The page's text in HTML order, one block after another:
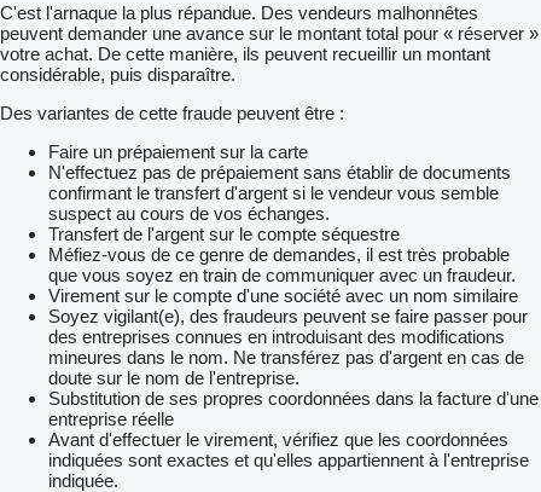
C'est l'arnaque la plus répandue. Des vendeurs malhonnêtes
peuvent demander une avance sur le montant total pour « réserver »
votre achat. De cette manière, ils peuvent recueillir un montant
considérable, puis disparaître.
Des variantes de cette fraude peuvent être :
Faire un prépaiement sur la carte
N'effectuez pas de prépaiement sans établir de documents
confirmant le transfert d'argent si le vendeur vous semble
suspect au cours de vos échanges.
Transfert de l'argent sur le compte séquestre
Méfiez-vous de ce genre de demandes, il est très probable
que vous soyez en train de communiquer avec un fraudeur.
Virement sur le compte d'une société avec un nom similaire
Soyez vigilant(e), des fraudeurs peuvent se faire passer pour
des entreprises connues en introduisant des modifications
mineures dans le nom. Ne transférez pas d'argent en cas de
doute sur le nom de l'entreprise.
Substitution de ses propres coordonnées dans la facture d'une
entreprise réelle
Avant d'effectuer le virement, vérifiez que les coordonnées
indiquées sont exactes et qu'elles appartiennent à l'entreprise
indiquée.